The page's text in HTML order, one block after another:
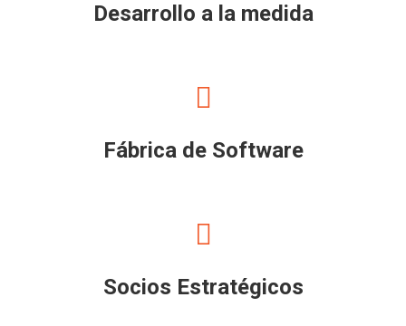
Desarrollo a la medida
Fábrica de Software
Socios Estratégicos